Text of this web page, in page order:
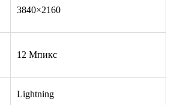
3840×2160
12 Мпикс
Lightning